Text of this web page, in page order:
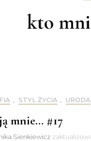
kto
, STYL ŻYCIA , URODA
mnie… #17
Sienkiewicz